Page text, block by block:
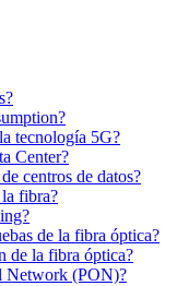
tecnología 5G?
Center?
centros de datos?
fibra?
de la fibra óptica?
de la fibra óptica?
Network (PON)?